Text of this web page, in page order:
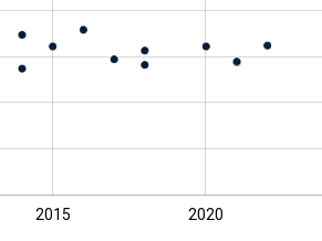
2015 2020